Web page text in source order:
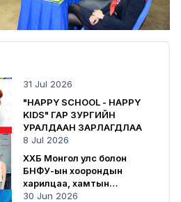
31 Jul 2026
"HAPPY SCHOOL - HAPPY
KIDS" ГАР ЗУРГИЙН
УРАЛДААН ЗАРЛАГДЛАА
8 Jul 2026
ХХБ Монгол улс болон
БНФУ-ын хоорондын
харилцаа, хамтын
ажиллагаанд хувь нэмрээ
30 Jun 2026